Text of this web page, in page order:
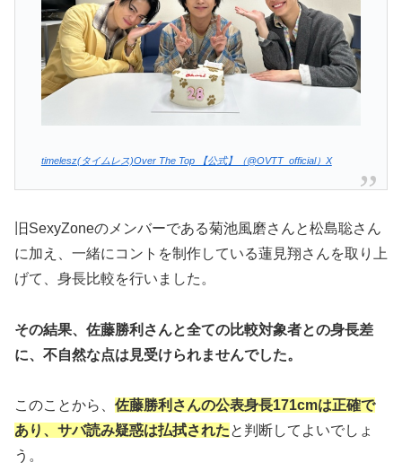
timelesz(タイムレス)Over The Top 【公式】（@OVTT_official）X
旧SexyZoneのメンバーである菊池風磨さんと松島聡さん
に加え、一緒にコントを制作している蓮見翔さんを取り上
げて、身長比較を行いました。
その結果、佐藤勝利さんと全ての比較対象者との身長差
に、不自然な点は見受けられませんでした。
このことから、 佐藤勝利さんの公表身長171cmは正確で
あり、サバ読み疑惑は払拭されたと判断してよいでしょ
う。